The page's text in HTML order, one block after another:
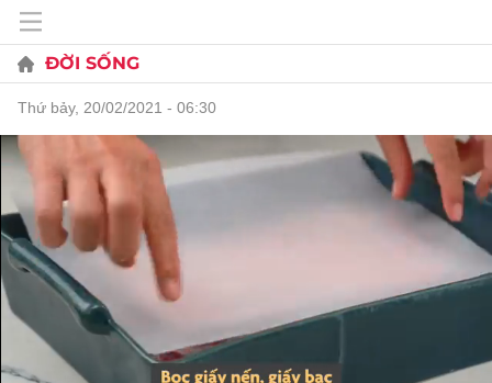
ĐỜI SỐNG
thứ bảy, 20/02/2021 - 06:30